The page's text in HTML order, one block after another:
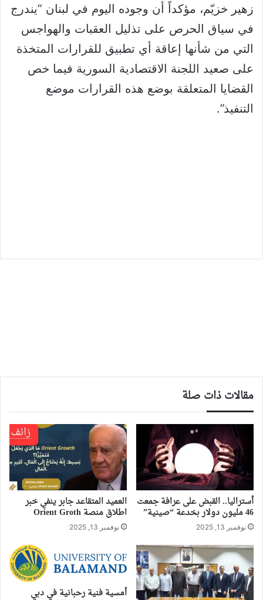
زهير خزيّم، مؤكداً أن وجوده اليوم في لبنان “يندرج
في سياق الحرص على تذليل العقبات والهواجس
التي من شأنها إعاقة أي تطبيق للقرارات المتخذة
على صعيد اللجنة الاقتصادية السورية فيما خص
القضايا المتعلقة بوضع هذه القرارات موضع
التنفيذ”.
مقالات ذات صلة
أستراليا.. القبض على عرافة جمعت
46 مليون دولار بخدعة “صينية”
نوفمبر 13, 2025
العميد المتقاعد جابر ينفي خبر
اطلاق منصة Orient Groth
نوفمبر 13, 2025
أمسية فنية رحبانية في دبي